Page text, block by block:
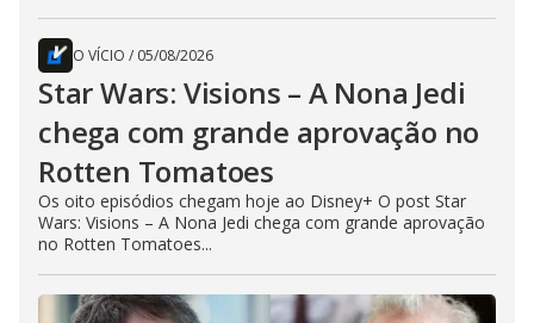
O VÍCIO / 05/08/2026
Star Wars: Visions – A Nona Jedi
chega com grande aprovação no
Rotten Tomatoes
Os oito episódios chegam hoje ao Disney+ O post Star
Wars: Visions – A Nona Jedi chega com grande aprovação
no Rotten Tomatoes...